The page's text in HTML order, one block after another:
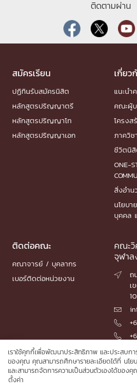
ติดตามผ่าน
สมัครเรียน
ปฏิทินรับสมัครนิสิต
หลักสูตรปริญญาตรี
หลักสูตรปริญญาโท
หลักสูตรปริญญาเอก
เกี่ยว
แนะนำ
คณะผู้
โครงส
ภาควิ
ชีวิตนิ
ONE-
สิ่งอำน
นโยบ
บุคคล
ติดต่อคณะ
คณาจารย์ / บุคลากร
เบอร์ติดต่อหน่วยงาน
คณะวิ
จุฬา

ถ
เ



© 2026 Faculty of Engineering,
เราใช้คุกกี้เพื่อพัฒนาประสิทธิภาพ และประสบก
ของคุณ คุณสามารถศึกษารายละเอียดได้ที่ นโย
และสามารถจัดการความเป็นส่วนตัวเองได้ของ
ตั้งค่า